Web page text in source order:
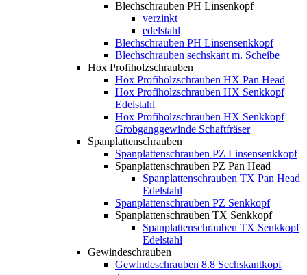
Blechschrauben PH Linsenkopf
verzinkt
edelstahl
Blechschrauben PH Linsensenkkopf
Blechschrauben sechskant m. Scheibe
Hox Profiholzschrauben
Hox Profiholzschrauben HX Pan Head
Hox Profiholzschrauben HX Senkkopf
Edelstahl
Hox Profiholzschrauben HX Senkkopf
Grobganggewinde Schaftfräser
Spanplattenschrauben
Spanplattenschrauben PZ Linsensenkkopf
Spanplattenschrauben PZ Pan Head
Spanplattenschrauben TX Pan Head
Edelstahl
Spanplattenschrauben PZ Senkkopf
Spanplattenschrauben TX Senkkopf
Spanplattenschrauben TX Senkkopf
Edelstahl
Gewindeschrauben
Gewindeschrauben 8.8 Sechskantkopf